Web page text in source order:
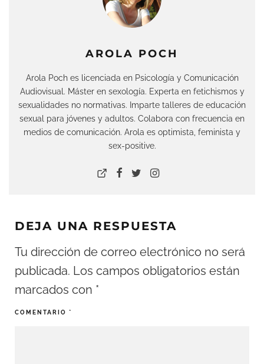
AROLA POCH
Arola Poch es licenciada en Psicología y Comunicación
Audiovisual. Máster en sexología. Experta en fetichismos y
sexualidades no normativas. Imparte talleres de educación
sexual para jóvenes y adultos. Colabora con frecuencia en
medios de comunicación. Arola es optimista, feminista y
sex-positive.
DEJA UNA RESPUESTA
Tu dirección de correo electrónico no será
publicada. Los campos obligatorios están
marcados con *
COMENTARIO *